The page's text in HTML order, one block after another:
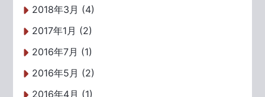
2018年3月 (4)
2017年1月 (2)
2016年7月 (1)
2016年5月 (2)
2016年4月 (1)